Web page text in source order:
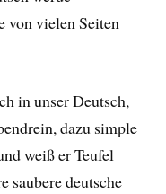
von vielen Seiten
in unser Deutsch,
dazu simple
weiß er Teufel
saubere deutsche